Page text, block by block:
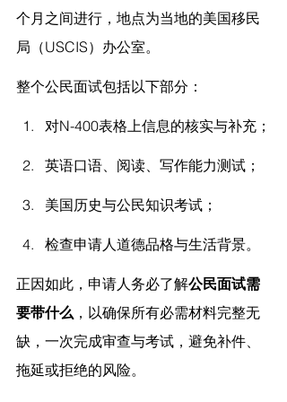
个月之间进行，地点为当地的美国移民
局（USCIS）办公室。
整个公民面试包括以下部分：
对N-400表格上信息的核实与补充；
英语口语、阅读、写作能力测试；
美国历史与公民知识考试；
检查申请人道德品格与生活背景。
正因如此，申请人务必了解公民面试需
要带什么 ，以确保所有必需材料完整无
缺，一次完成审查与考试，避免补件、
拖延或拒绝的风险。